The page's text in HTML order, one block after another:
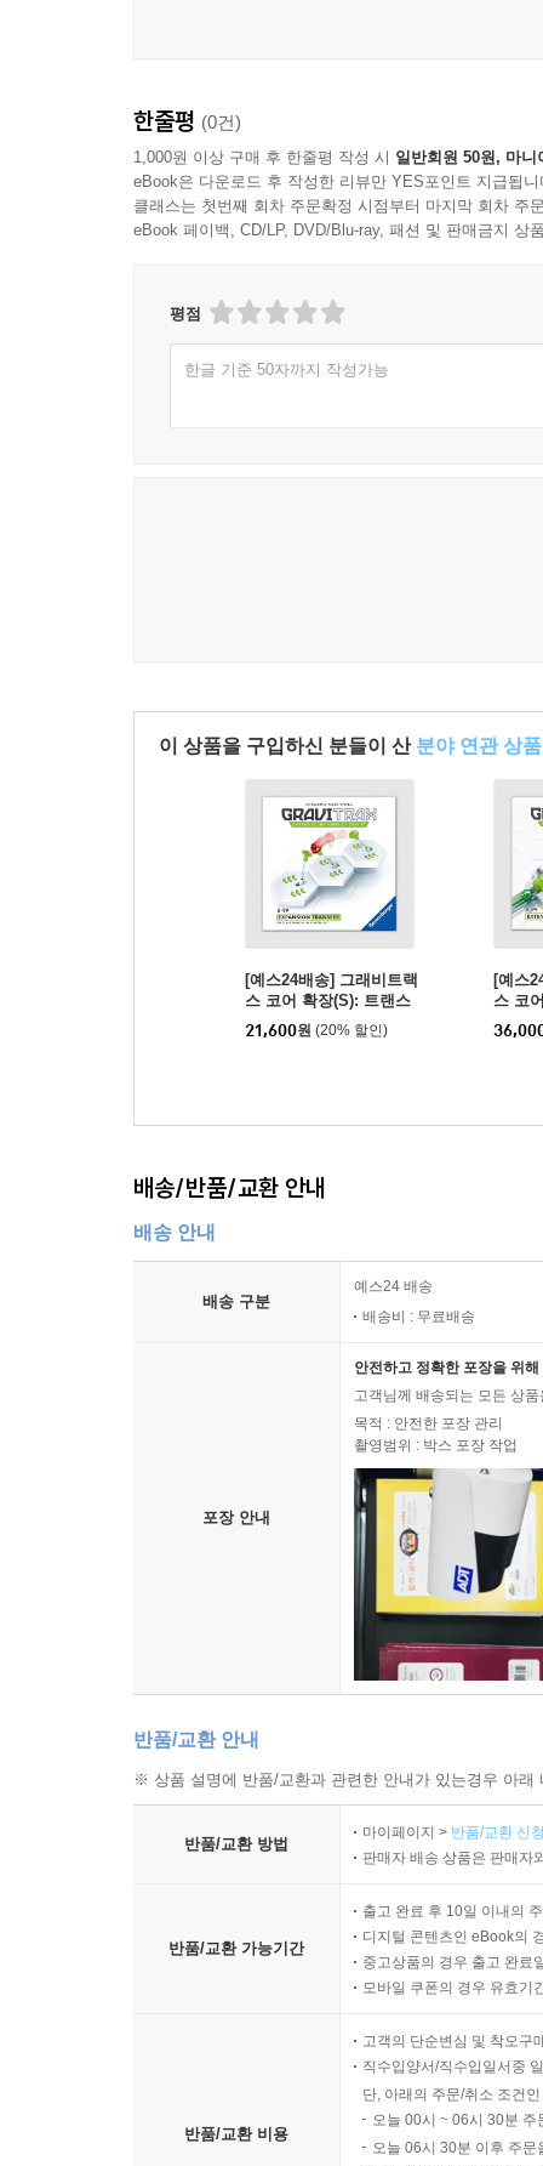
한줄평 (0건)
1,000원 이상 구매 후 한줄평 작성 시 일반회원 50원, 마니
eBook은 다운로드 후 작성한 리뷰만 YES포인트 지급됩니
클래스는 첫번째 회차 주문확정 시점부터 마지막 회차 주
eBook 페이백, CD/LP, DVD/Blu-ray, 패션 및 판매금지 상
평점
한글 기준 50자까지 작성가능
이 상품을 구입하신 분들이 산 분야 연관 상품
[예스24배송] 그래비트랙
스 코어 확장(S): 트랜스
퍼 / 마블런[8세이상,1인
이상]
21,600원 (20% 할인)
[예스
스 코
마블
배송/반품/교환 안내
배송 안내
배송 구분
예스24 배송
배송비 : 무료배송
포장 안내
안전하고 정확한 포장을 위
고객님께 배송되는 모든 상
목적 : 안전한 포장 관리
촬영범위 : 박스 포장 작업
반품/교환 안내
※ 상품 설명에 반품/교환과 관련한 안내가 있는경우 아
반품/교환 방법
마이페이지 > 반품/교환 신
판매자 배송 상품은 판매자
반품/교환 가능기간
출고 완료 후 10일 이내의
디지털 콘텐츠인 eBook의
중고상품의 경우 출고 완료
모바일 쿠폰의 경우 유효기
반품/교환 비용
고객의 단순변심 및 착오구
직수입양서/직수입일서중
단, 아래의 주문/취소 조건
오늘 00시 ~ 06시 30분
오늘 06시 30분 이후 주